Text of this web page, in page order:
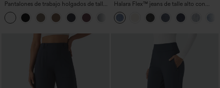
Pantalones de trabajo holgados de talle
medio con bolsillos y pernera estilo
barril
+3
Halara Flex™ jeans de talle alto con
bolsillos, dobladillo enrollado, pierna
ancha y efecto lavado, estilo casual